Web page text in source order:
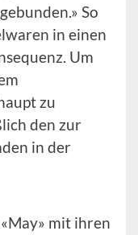
So
in einen
Um
zu
den zur
in der
mit ihren